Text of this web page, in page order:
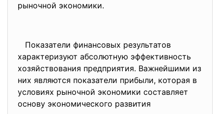
рыночной экономики.
Показатели финансовых результатов
характеризуют абсолютную эффективность
хозяйствования предприятия. Важнейшими из
них являются показатели прибыли, которая в
условиях рыночной экономики составляет
основу экономического развития